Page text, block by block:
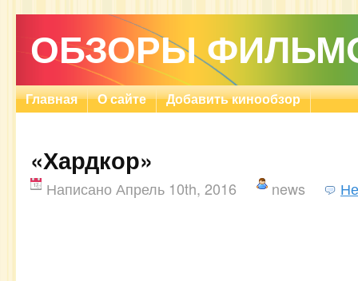
ОБЗОРЫ
Главная О сайте Добавить кинообзор
«Хардкор»
Написано Апрель 10th, 2016 news